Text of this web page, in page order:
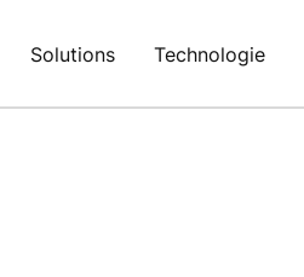
Solutions Technologie